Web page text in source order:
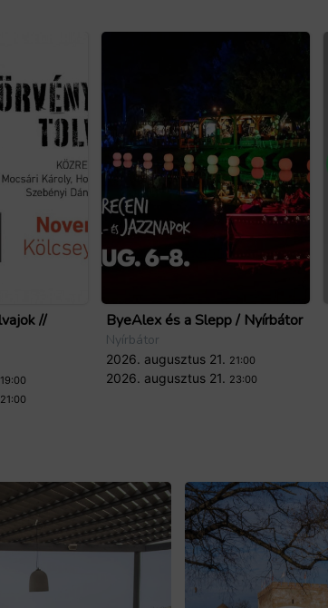
//
19:00
21:00
ByeAlex és a Slepp / Nyírbátor
Nyírbátor
2026. augusztus 21. 21:00
2026. augusztus 21. 23:00